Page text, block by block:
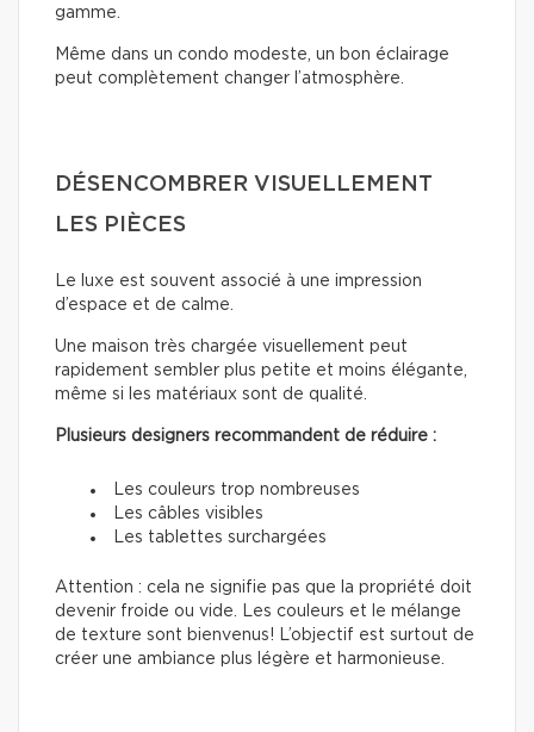
gamme.
Même dans un condo modeste, un bon éclairage
peut complètement changer l’atmosphère.
DÉSENCOMBRER VISUELLEMENT
LES PIÈCES
Le luxe est souvent associé à une impression
d’espace et de calme.
Une maison très chargée visuellement peut
rapidement sembler plus petite et moins élégante,
même si les matériaux sont de qualité.
Plusieurs designers recommandent de réduire :
Les couleurs trop nombreuses
Les câbles visibles
Les tablettes surchargées
Attention : cela ne signifie pas que la propriété doit
devenir froide ou vide. Les couleurs et le mélange
de texture sont bienvenus! L’objectif est surtout de
créer une ambiance plus légère et harmonieuse.